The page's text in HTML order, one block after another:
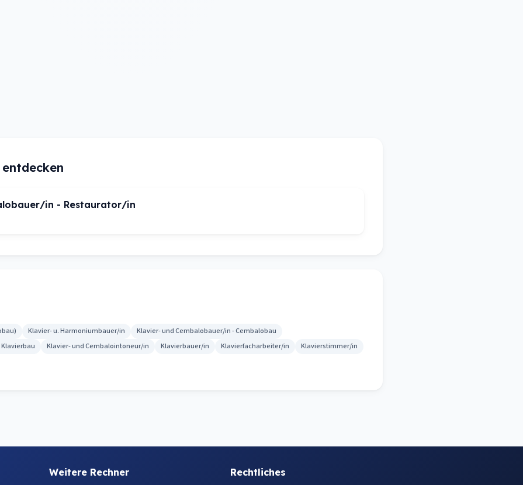
in - Restaurator/in
Klavier- u. Harmoniumbauer/in
Klavier- und Cembalobauer/in - Cembalobau
Klavier- und Cembalointoneur/in Klavierbauer/in Klavierfacharbeiter/in
Klavierstimmer/in
Weitere Rechner
Rechtliches